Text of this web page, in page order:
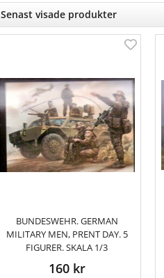
Senast visade produkter
BUNDESWEHR. GERMAN
MILITARY MEN, PRENT DAY. 5
FIGURER. SKALA 1/3
160 kr